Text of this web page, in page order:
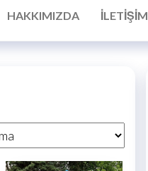
HAKKIMIZDA İLETIŞIM